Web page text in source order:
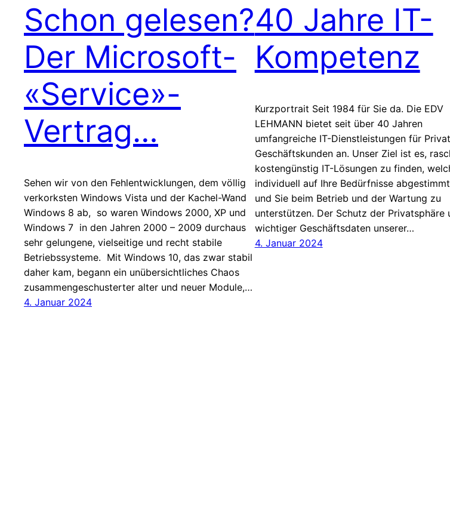
Schon gelesen?
Der Microsoft-
«Service»-
Vertrag…
Sehen wir von den Fehlentwicklungen, dem völlig
verkorksten Windows Vista und der Kachel-Wand
Windows 8 ab, so waren Windows 2000, XP und
Windows 7 in den Jahren 2000 – 2009 durchaus
sehr gelungene, vielseitige und recht stabile
Betriebssysteme. Mit Windows 10, das zwar stabil
daher kam, begann ein unübersichtliches Chaos
zusammengeschusterter alter und neuer Module,…
4. Januar 2024
40 Jahre IT-
Kompetenz
Kurzportrait Seit 1984 für Sie da. Die EDV
LEHMANN bietet seit über 40 Jahren
umfangreiche IT-Dienstleistungen für
Geschäftskunden an. Unser Ziel ist es,
kostengünstig IT-Lösungen zu finden,
individuell auf Ihre Bedürfnisse
und Sie beim Betrieb und der Wartung zu
unterstützen. Der Schutz der Privatsphäre
wichtiger Geschäftsdaten unserer…
4. Januar 2024